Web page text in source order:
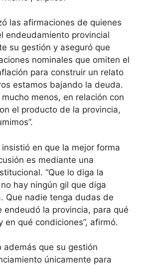
las afirmaciones de quienes
endeudamiento provincial
su gestión y aseguró que
nominales que omiten el
para construir un relato
estamos bajando la deuda.
menos, en relación con
el producto de la provincia,
en que la mejor forma
es mediante una
“Que lo diga la
hay ningún gil que diga
Que nadie tenga dudas de
endeudó la provincia, para qué
en qué condiciones”, afirmó.
además que su gestión
únicamente para